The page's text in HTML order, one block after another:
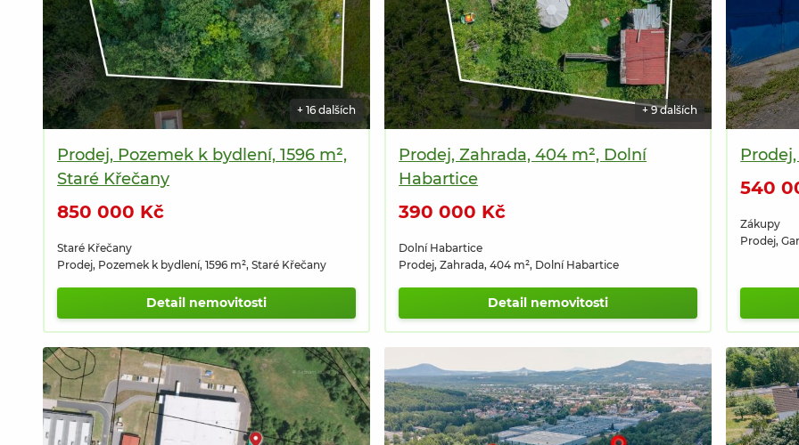
+ 16 dalších
Prodej, Pozemek k bydlení, 1596 m²,
Staré Křečany
850 000 Kč
Staré Křečany
Prodej, Pozemek k bydlení, 1596 m², Staré Křečany
Detail nemovitosti
+ 9 dalších
Prodej, Zahrada, 404 m², Dolní
Habartice
390 000 Kč
Dolní Habartice
Prodej, Zahrada, 404 m², Dolní Habartice
Detail nemovitosti
540
Zákupy
Prodej,